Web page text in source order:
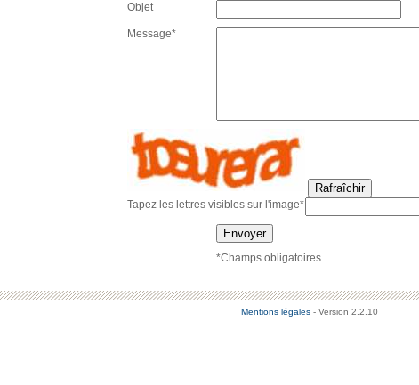
Objet
Message*
Rafraîchir
Tapez les lettres visibles sur l'image*
Envoyer
*Champs obligatoires
Mentions légales - Version 2.2.10